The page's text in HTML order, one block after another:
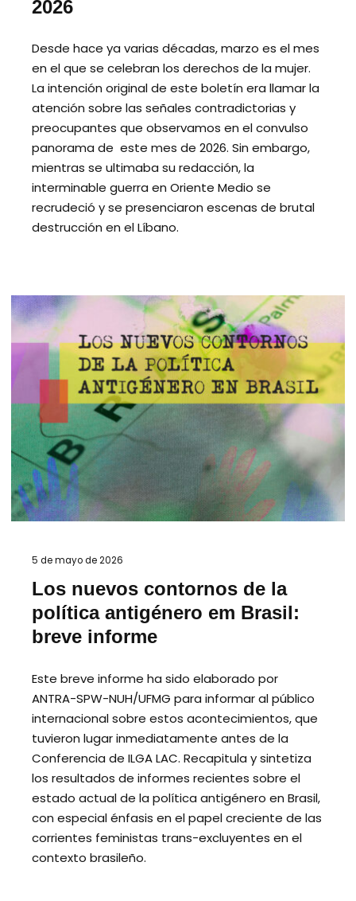
2026
Desde hace ya varias décadas, marzo es el mes
en el que se celebran los derechos de la mujer.
La intención original de este boletín era llamar la
atención sobre las señales contradictorias y
preocupantes que observamos en el convulso
panorama de este mes de 2026. Sin embargo,
mientras se ultimaba su redacción, la
interminable guerra en Oriente Medio se
recrudeció y se presenciaron escenas de brutal
destrucción en el Líbano.
5 de mayo de 2026
Los nuevos contornos de la
política antigénero em Brasil:
breve informe
Este breve informe ha sido elaborado por
ANTRA-SPW-NUH/UFMG para informar al público
internacional sobre estos acontecimientos, que
tuvieron lugar inmediatamente antes de la
Conferencia de ILGA LAC. Recapitula y sintetiza
los resultados de informes recientes sobre el
estado actual de la política antigénero en Brasil,
con especial énfasis en el papel creciente de las
corrientes feministas trans-excluyentes en el
contexto brasileño.